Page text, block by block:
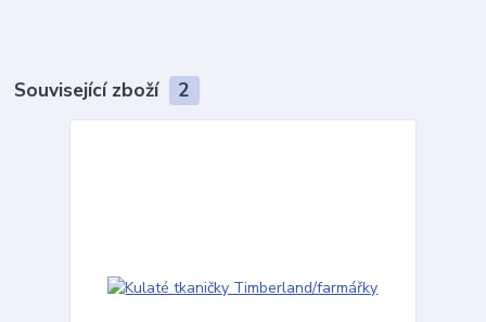
Související zboží 2